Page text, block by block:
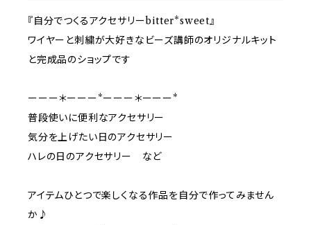
『自分でつくるアクセサリーbitter*sweet』
ワイヤーと刺繍が大好きなビーズ講師のオリジナルキット
と完成品のショップです
ーーー＊ーーー*ーーー＊ーーー*
普段使いに便利なアクセサリー
気分を上げたい日のアクセサリー
ハレの日のアクセサリー など
アイテムひとつで楽しくなる作品を自分で作ってみません
か♪